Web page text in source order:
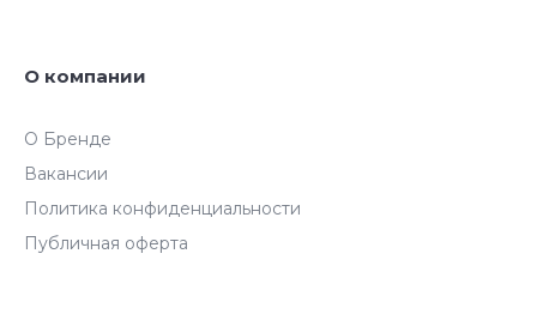
О компании
О Бренде
Вакансии
Политика конфиденциальности
Публичная оферта